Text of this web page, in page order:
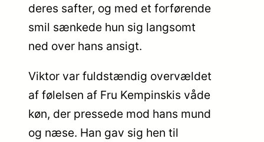
deres safter, og med et forførende
smil sænkede hun sig langsomt
ned over hans ansigt.
Viktor var fuldstændig overvældet
af følelsen af Fru Kempinskis våde
køn, der pressede mod hans mund
og næse. Han gav sig hen til